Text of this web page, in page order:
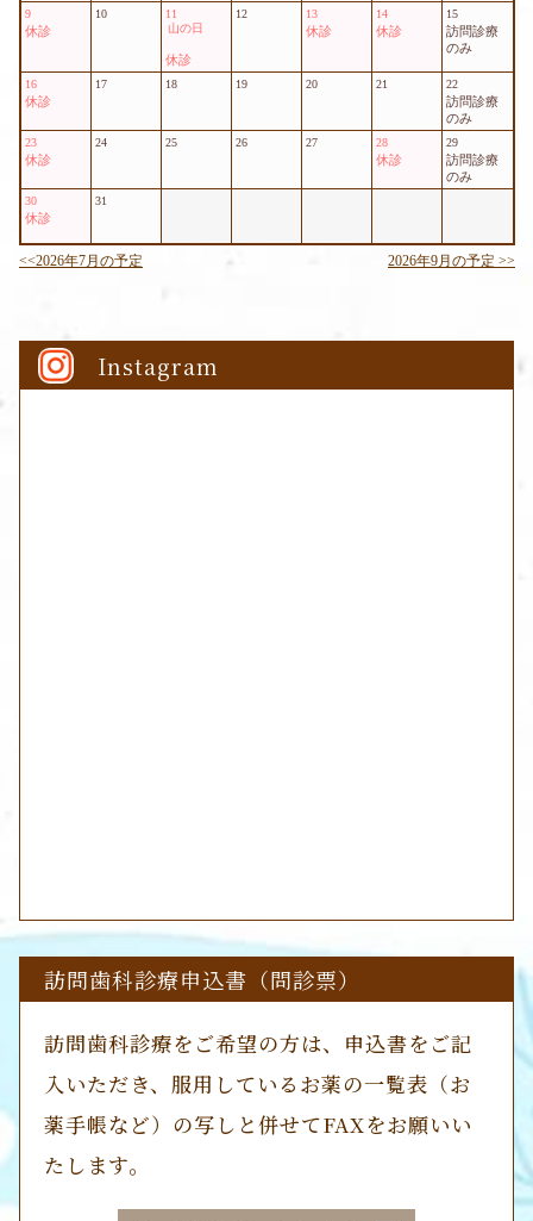
Instagram
訪問歯科診療申込書（問診票）
訪問歯科診療をご希望の方は、申込書をご記
入いただき、服用しているお薬の一覧表（お
薬手帳など）の写しと併せてFAXをお願いい
たします。